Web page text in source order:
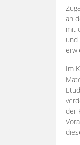
an
mit
und
Im
der